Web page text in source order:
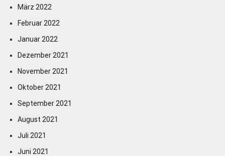
März 2022
Februar 2022
Januar 2022
Dezember 2021
November 2021
Oktober 2021
September 2021
August 2021
Juli 2021
Juni 2021